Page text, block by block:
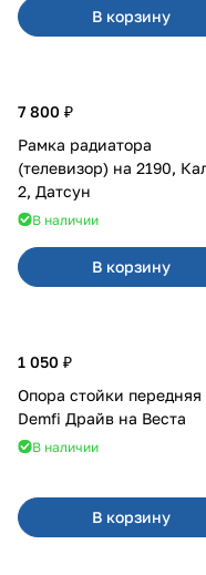
В корзину
7 800 ₽
Рамка радиатора
(телевизор) на 2190, Калина
2, Датсун
В наличии
В корзину
1 050 ₽
Опора стойки передняя
Demfi Драйв на Веста
В наличии
В корзину